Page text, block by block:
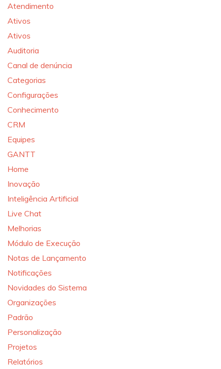
Atendimento
Ativos
Ativos
Auditoria
Canal de denúncia
Categorias
Configurações
Conhecimento
CRM
Equipes
GANTT
Home
Inovação
Inteligência Artificial
Live Chat
Melhorias
Módulo de Execução
Notas de Lançamento
Notificações
Novidades do Sistema
Organizações
Padrão
Personalização
Projetos
Relatórios